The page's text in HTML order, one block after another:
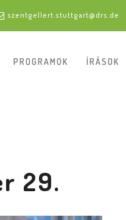
szentgellert.stuttgart@drs.de
PROGRAMOK ÍRÁSOK
29.